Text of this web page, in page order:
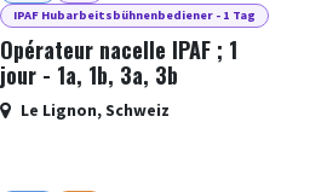
IPAF Hubarbeitsbühnenbediener - 1 Tag
Opérateur nacelle IPAF ; 1
jour - 1a, 1b, 3a, 3b
Le Lignon,Schweiz